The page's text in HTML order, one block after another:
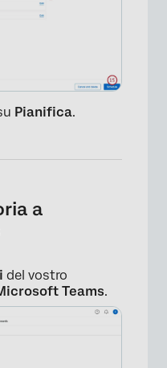
Pianifica.
a
del vostro
Teams.